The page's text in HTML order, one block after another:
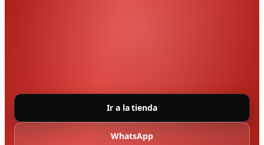
Ir a la tienda
WhatsApp